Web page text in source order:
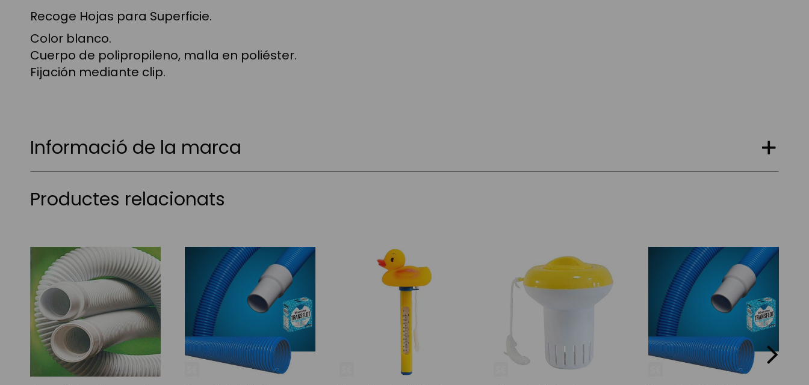
Recoge Hojas para Superficie.
Color blanco.
Cuerpo de polipropileno, malla en poliéster.
Fijación mediante clip.
Informació de la marca
Productes relacionats
next